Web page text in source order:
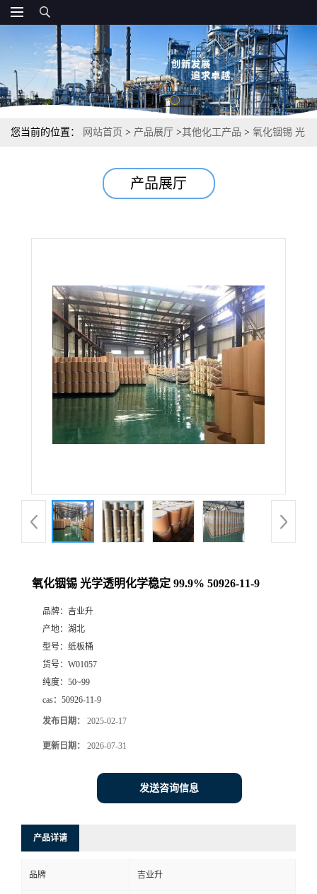
您当前的位置： 网站首页 > 产品展厅 >其他化工产品 > 氧化铟锡 光
产品展厅
氧化铟锡 光学透明化学稳定 99.9% 50926-11-9
品牌： 吉业升
产地： 湖北
型号： 纸板桶
货号： W01057
纯度： 50~99
cas： 50926-11-9
发布日期： 2025-02-17
更新日期： 2026-07-31
发送咨询信息
产品详请
品牌 吉业升